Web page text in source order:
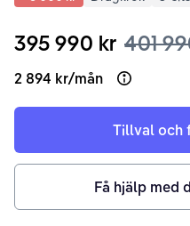
395 990 kr 401
2 894 kr/mån Open loan
Tillval och
Få hjälp med